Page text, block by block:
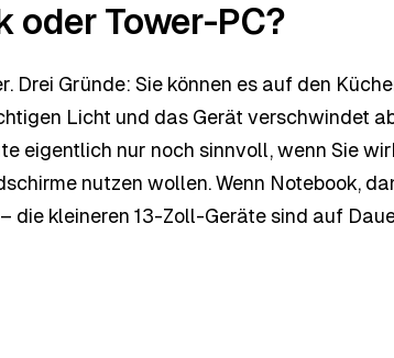
oder Tower-PC?
Drei Gründe: Sie können es auf den
Licht und das Gerät verschwindet
eigentlich nur noch sinnvoll, wenn Sie
nutzen wollen. Wenn Notebook,
die kleineren 13-Zoll-Geräte sind auf